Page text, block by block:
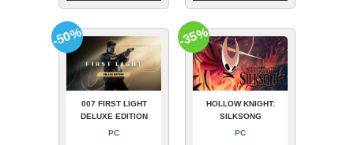
007 FIRST LIGHT
DELUXE EDITION
PC
-50%
HOLLOW KNIGHT:
SILKSONG
PC
-35%